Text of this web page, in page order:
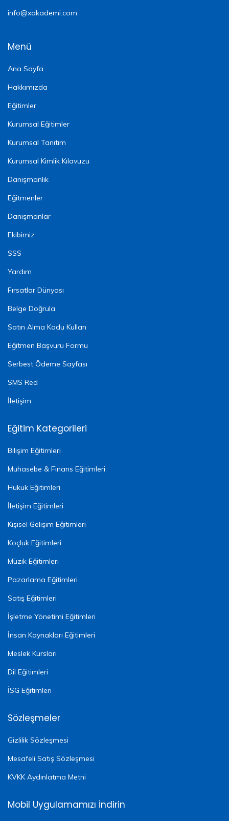
info@xakademi.com
Menü
Ana Sayfa
Hakkımızda
Eğitimler
Kurumsal Eğitimler
Kurumsal Tanıtım
Kurumsal Kimlik Kılavuzu
Danışmanlık
Eğitmenler
Danışmanlar
Ekibimiz
SSS
Yardım
Fırsatlar Dünyası
Belge Doğrula
Satın Alma Kodu Kullan
Eğitmen Başvuru Formu
Serbest Ödeme Sayfası
SMS Red
İletişim
Eğitim Kategorileri
Bilişim Eğitimleri
Muhasebe & Finans Eğitimleri
Hukuk Eğitimleri
İletişim Eğitimleri
Kişisel Gelişim Eğitimleri
Koçluk Eğitimleri
Müzik Eğitimleri
Pazarlama Eğitimleri
Satış Eğitimleri
İşletme Yönetimi Eğitimleri
İnsan Kaynakları Eğitimleri
Meslek Kursları
Dil Eğitimleri
İSG Eğitimleri
Sözleşmeler
Gizlilik Sözleşmesi
Mesafeli Satış Sözleşmesi
KVKK Aydınlatma Metni
Mobil Uygulamamızı İndirin